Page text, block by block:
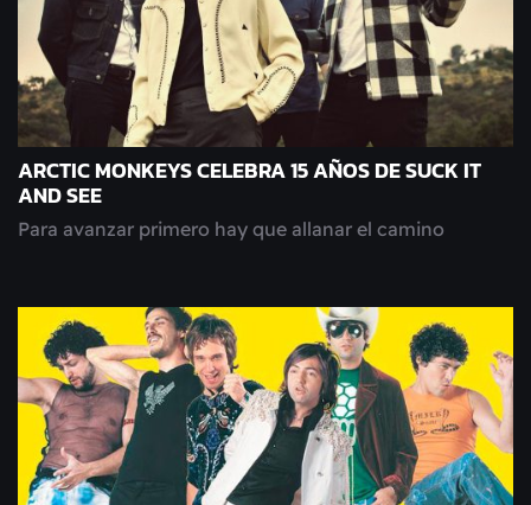
ARCTIC MONKEYS CELEBRA 15 AÑOS DE SUCK IT
AND SEE
Para avanzar primero hay que allanar el camino